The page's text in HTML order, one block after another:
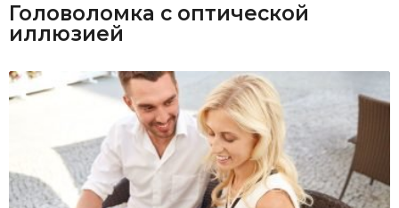
Головоломка с оптической
иллюзией